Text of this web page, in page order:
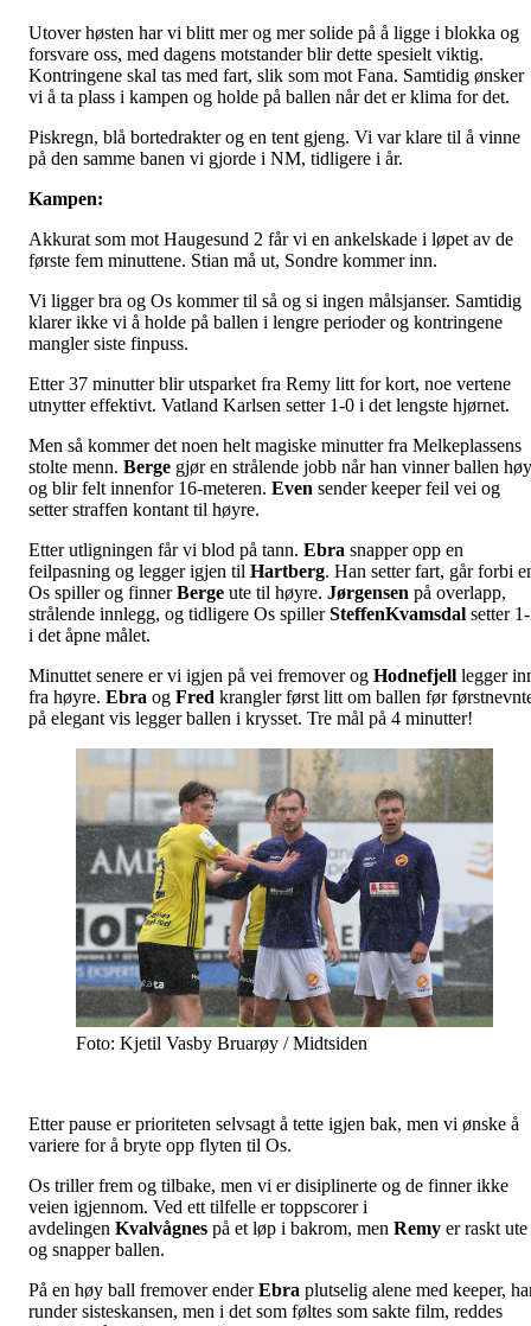
Utover høsten har vi blitt mer og mer solide på å ligge i blokka og
forsvare oss, med dagens motstander blir dette spesielt viktig.
Kontringene skal tas med fart, slik som mot Fana. Samtidig ønsker
vi å ta plass i kampen og holde på ballen når det er klima for det.
Piskregn, blå bortedrakter og en tent gjeng. Vi var klare til å vinne
på den samme banen vi gjorde i NM, tidligere i år.
Kampen:
Akkurat som mot Haugesund 2 får vi en ankelskade i løpet av de
første fem minuttene. Stian må ut, Sondre kommer inn.
Vi ligger bra og Os kommer til så og si ingen målsjanser. Samtidig
klarer ikke vi å holde på ballen i lengre perioder og kontringene
mangler siste finpuss.
Etter 37 minutter blir utsparket fra Remy litt for kort, noe vertene
utnytter effektivt. Vatland Karlsen setter 1-0 i det lengste hjørnet.
Men så kommer det noen helt magiske minutter fra Melkeplassens
stolte menn. Berge gjør en strålende jobb når han vinner ballen
og blir felt innenfor 16-meteren. Even sender keeper feil vei og
setter straffen kontant til høyre.
Etter utligningen får vi blod på tann. Ebra snapper opp en
feilpasning og legger igjen til Hartberg. Han setter fart, går forbi
Os spiller og finnerBerge ute til høyre. Jørgensen på overlapp,
strålende innlegg, og tidligere Os spillerSteffenKvamsdal setter
i det åpne målet.
Minuttet senere er vi igjen på vei fremover og Hodnefjell legger
fra høyre. Ebra og Fred krangler først litt om ballen før
på elegant vis legger ballen i krysset. Tre mål på 4 minutter!
Foto: Kjetil Vasby Bruarøy / Midtsiden
Etter pause er prioriteten selvsagt å tette igjen bak, men vi ønske å
variere for å bryte opp flyten til Os.
Os triller frem og tilbake, men vi er disiplinerte og de finner ikke
veien igjennom. Ved ett tilfelle er toppscorer i
avdelingen Kvalvågnes på et løp i bakrom, men Remy er raskt ute
og snapper ballen.
På en høy ball fremover enderEbra plutselig alene med keeper,
runder sisteskansen, men i det som føltes som sakte film, reddes